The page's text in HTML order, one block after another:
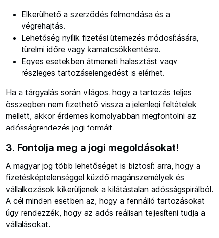
Elkerülhető a szerződés felmondása és a
végrehajtás.
Lehetőség nyílik fizetési ütemezés módosítására,
türelmi időre vagy kamatcsökkentésre.
Egyes esetekben átmeneti halasztást vagy
részleges tartozáselengedést is elérhet.
Ha a tárgyalás során világos, hogy a tartozás teljes
összegben nem fizethető vissza a jelenlegi feltételek
mellett, akkor érdemes komolyabban megfontolni az
adósságrendezés jogi formáit.
3. Fontolja meg a jogi megoldásokat!
A magyar jog több lehetőséget is biztosít arra, hogy a
fizetésképtelenséggel küzdő magánszemélyek és
vállalkozások kikerüljenek a kilátástalan adósságspirálból.
A cél minden esetben az, hogy a fennálló tartozásokat
úgy rendezzék, hogy az adós reálisan teljesíteni tudja a
vállalásokat.